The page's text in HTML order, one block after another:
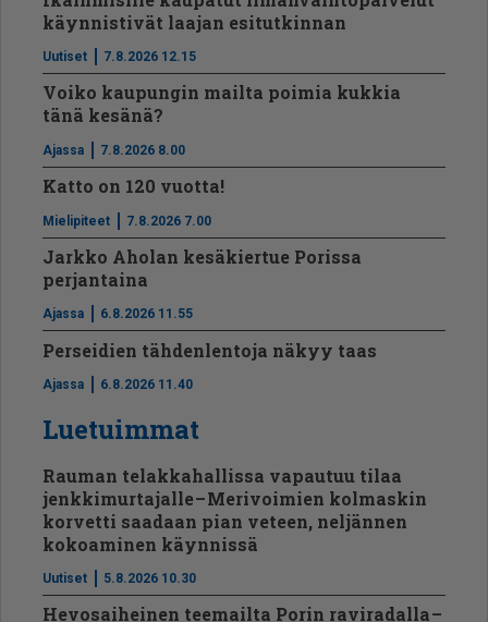
käynnistivät laajan esitutkinnan
Uutiset 7.8.2026 12.15
Voiko kaupungin mailta poimia kukkia
tänä kesänä?
Ajassa 7.8.2026 8.00
Katto on 120 vuotta!
Mielipiteet 7.8.2026 7.00
Jarkko Aholan kesäkiertue Porissa
perjantaina
Ajassa 6.8.2026 11.55
Perseidien tähdenlentoja näkyy taas
Ajassa 6.8.2026 11.40
Luetuimmat
Rauman telakkahallissa vapautuu tilaa
jenkkimurtajalle – Merivoimien kolmaskin
korvetti saadaan pian veteen, neljännen
kokoaminen käynnissä
Uutiset 5.8.2026 10.30
Hevosaiheinen teemailta Porin raviradalla –